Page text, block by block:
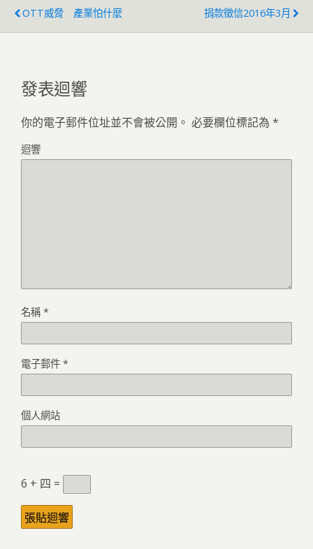
OTT威脅 產業怕什麼
捐款徵信2016年3月
發表迴響
你的電子郵件位址並不會被公開。 必要欄位標記為 *
迴響
名稱 *
電子郵件 *
個人網站
6 + 四 =